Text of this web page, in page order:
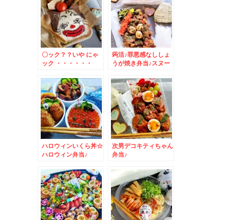
〇ック？？いや にゃ
ック ・・・・・・
蒟活♪罪悪感なししょ
うが焼き弁当♪スヌー
ハロウィンいくら丼☆
ハロウィン弁当♪
次男デコキティちゃん
弁当♪